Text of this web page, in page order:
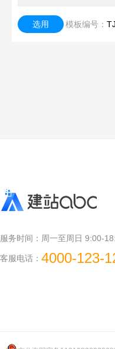
选用 模板编号：
服务时间： 周一至周日 9:00-
客服电话： 4000-123-